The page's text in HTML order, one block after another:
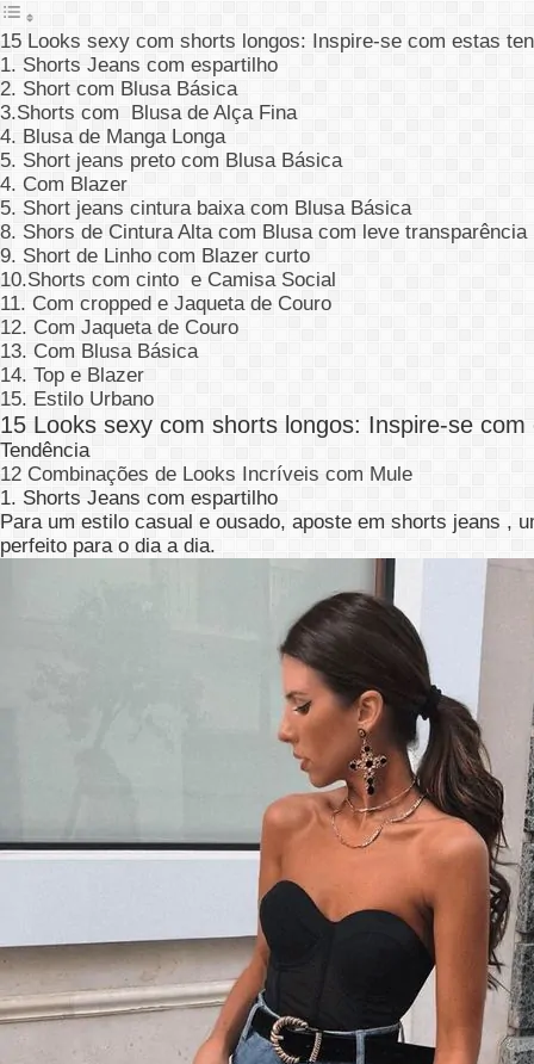
15 Looks sexy com shorts longos: Inspire-se com estas
1. Shorts Jeans com espartilho
2. Short com Blusa Básica
3.Shorts com Blusa de Alça Fina
4. Blusa de Manga Longa
5. Short jeans preto com Blusa Básica
4. Com Blazer
5. Short jeans cintura baixa com Blusa Básica
8. Shors de Cintura Alta com Blusa com leve transparência
9. Short de Linho com Blazer curto
10.Shorts com cinto e Camisa Social
11. Com cropped e Jaqueta de Couro
12. Com Jaqueta de Couro
13. Com Blusa Básica
14. Top e Blazer
15. Estilo Urbano
15 Looks sexy com shorts longos: Inspire-se
Tendência
12 Combinações de Looks Incríveis com Mule
1. Shorts Jeans com espartilho
Para um estilo casual e ousado, aposte em shorts jeans ,
perfeito para o dia a dia.